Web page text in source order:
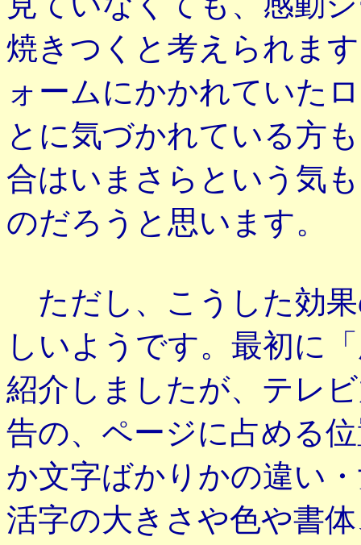
焼きつくと考えられま
ォームにかかれていた
とに気づかれている方
合はいまさらという気
のだろうと思います。
ただし、こうした効
しいようです。最初に
紹介しましたが、テレ
告の、ページに占める
か文字ばかりかの違い
活字の大きさや色や書